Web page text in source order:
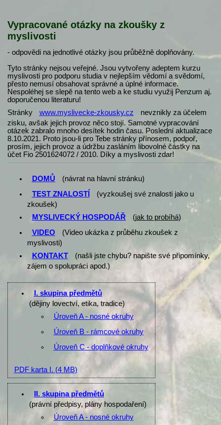
Vypracované otázky na zkoušky z
myslivosti
- odpovědi na jednotlivé otázky jsou průběžně doplňovány.
Tyto stránky nejsou veřejné. Jsou vytvořeny adeptem kurzu
myslivosti pro podporu studia v nejlepším vědomí a svědomí,
přesto nemusí obsahovat správné a úplné informace.
Nespoléhej se slepě na tento web a ke studiu využij Penzum aj.
doporučenou literaturu!
Stránky
www.myslivecke-zkousky.cz
nevznikly za účelem
zisku, avšak jejich provoz něco stojí. Samotné vypracování
otázek zabralo mnoho desítek hodin času. Poslední aktualizace
8.10.2021. Proto jsou-li pro Tebe stránky přínosem, podpoř,
prosím, jejich provoz a údržbu zasláním libovolné částky na
účet Fio 2501624072 / 2010. Díky a myslivosti zdar!
DOMŮ
(návrat na hlavní stránku)
TEST ZNALOSTÍ
(vyzkoušej své znalosti jako u
zkoušek)
MYSLIVECKÝ HOSPODÁŘ
(jak to probíhá)
VIDEO
(Video ukázka z průběhu zkoušek z
myslivosti)
KONTAKT
(našli jste chybu? napište své připomínky,
zájem o spolupráci apod.)
I. skupina předmětů
(dějiny lovectví, etika, tradice)
Úroveň A - nosné okruhy
Úroveň B - rámcové okruhy
Úroveň C - doplňkové okruhy
PDF karta I. (4 MB)
II. skupina předmětů
(právní předpisy, plány hospodaření)
Úroveň A - nosné okruhy